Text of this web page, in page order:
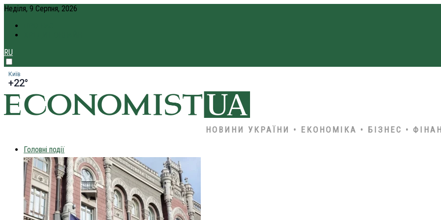
Неділя, 9 Серпня, 2026
RU
Київ
+22°
НОВИНИ УКРАЇНИ • ЕКОНОМІКА • БІЗНЕС •
Головні події